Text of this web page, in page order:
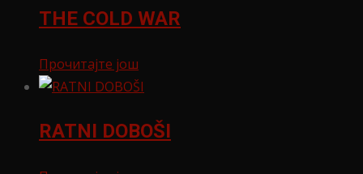
THE COLD WAR
Прочитајте још
RATNI DOBOŠI